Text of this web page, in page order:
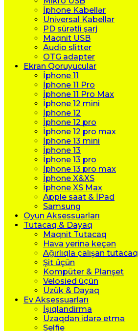
İphone Kabellər
Universal Kabellər
PD sürətli şarj
Maqnit USB
Audio slitter
OTG adapter
Ekran Qoruyucular
İphone 11
İphone 11 Pro
İphone 11 Pro Max
İphone 12 mini
İphone 12
İphone 12 pro
İphone 12 pro max
İphone 13 mini
İphone 13
İphone 13 pro
İphone 13 pro max
İphone X&XS
İphone XS Max
Apple saat & İPad
Samsung
Oyun Aksessuarları
Tutacaq & Dayaq
Maqnit Tutacaq
Hava yerinə keçən
Ağırlıqla çalışan tutacaq
Şit üçün
Kompüter & Planşet
Velosied üçün
Üzük & Dayaq
Ev Aksessuarları
İşıqlandirma
Uzaqdan idarə etmə
Selfie